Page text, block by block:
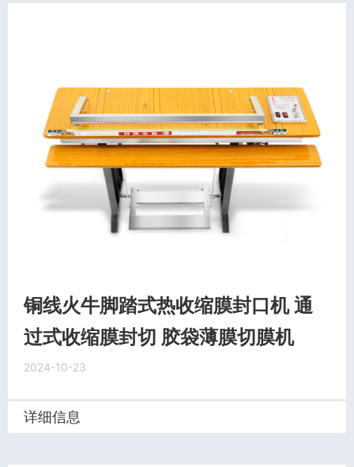
铜线火牛脚踏式热收缩膜封口机 通
过式收缩膜封切 胶袋薄膜切膜机
2024-10-23
详细信息